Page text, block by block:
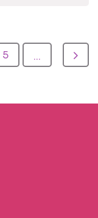
5 ...